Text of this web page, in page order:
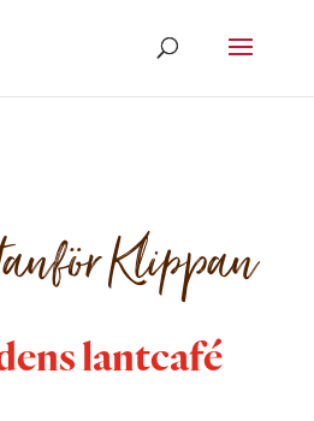
Klippan
lantcafé